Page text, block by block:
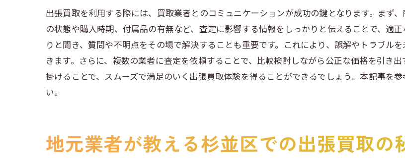
地元に密着した出張買取業者の選び方とその
地域密着型業者の特徴と選び方
地元市場に精通した業者の強み
地域の口コミを活用した選定法
顧客対応の評判を比較する方法
杉並区での出張買取を安心して利用するため
契約内容の事前確認の重要性
出張買取を利用する際には、買取業者とのコミュニケーションが成功の鍵となります。まず
の状態や購入時期、付属品の有無など、査定に影響する情報をしっかりと伝えることで、適
りと聞き、質問や不明点をその場で解決することも重要です。これにより、誤解やトラブル
きます。さらに、複数の業者に査定を依頼することで、比較検討しながら公正な価格を引き
掛けることで、スムーズで満足のいく出張買取体験を得ることができるでしょう。本記事を
い。
地元業者が教える杉並区での出張買取の